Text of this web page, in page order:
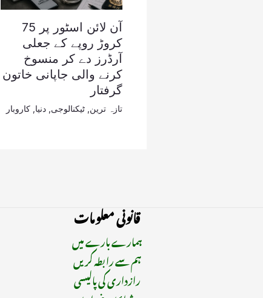
آن لائن اسٹور پر 75
کروڑ روپے کے جعلی
آرڈرز دے کر منسوخ
کرنے والی جاپانی خاتون
گرفتار
تازہ ترین ٹیکنالوجی دنیا کاروبار
قانونی معلومات
ہمارے بارے میں
ہم سے رابطہ کریں
رازداری کی پالیسی